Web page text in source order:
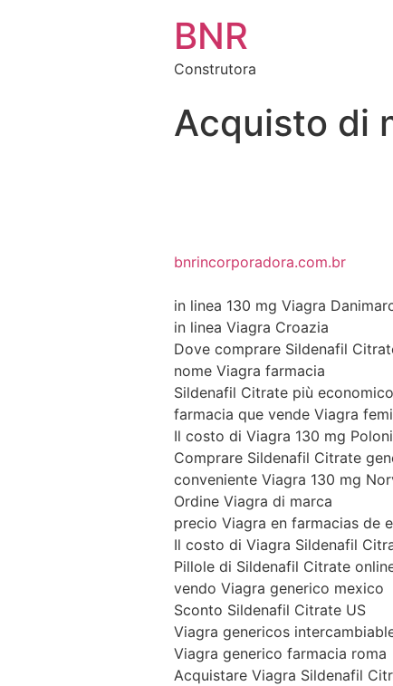
BNR
Construtora
Acquisto di
bnrincorporadora.com.br
in linea 130 mg Viagra
in linea Viagra Croazia
Dove comprare Sildenafil
nome Viagra farmacia
Sildenafil Citrate più economico
farmacia que vende Viagra
Il costo di Viagra 130 mg
Comprare Sildenafil Citrate
conveniente Viagra 130 mg
Ordine Viagra di marca
precio Viagra en farmacias de
Il costo di Viagra Sildenafil
Pillole di Sildenafil Citrate
vendo Viagra generico mexico
Sconto Sildenafil Citrate US
Viagra genericos
Viagra generico farmacia roma
Acquistare Viagra Sildenafil